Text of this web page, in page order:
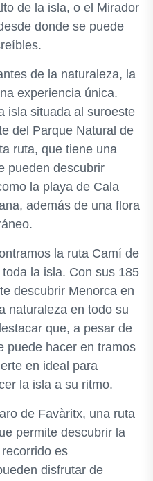
de la isla, o el Mirador
donde se puede
de la naturaleza, la
experiencia única.
isla situada al suroeste
del Parque Natural de
ruta, que tiene una
pueden descubrir
la playa de Cala
además de una flora
la ruta Camí de
la isla. Con sus 185
descubrir Menorca en
naturaleza en todo su
que, a pesar de
puede hacer en tramos
en ideal para
la isla a su ritmo.
de Favàritx, una ruta
permite descubrir la
es
disfrutar de